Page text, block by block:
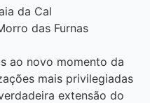
da Cal
das Furnas
ao novo momento da
mais privilegiadas
extensão do